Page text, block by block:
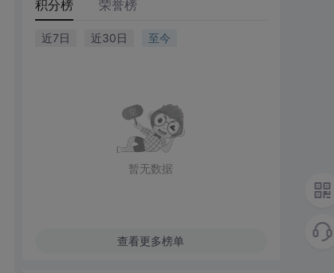
积分榜 荣誉榜
近7日 近30日 至今
暂无数据
查看更多榜单